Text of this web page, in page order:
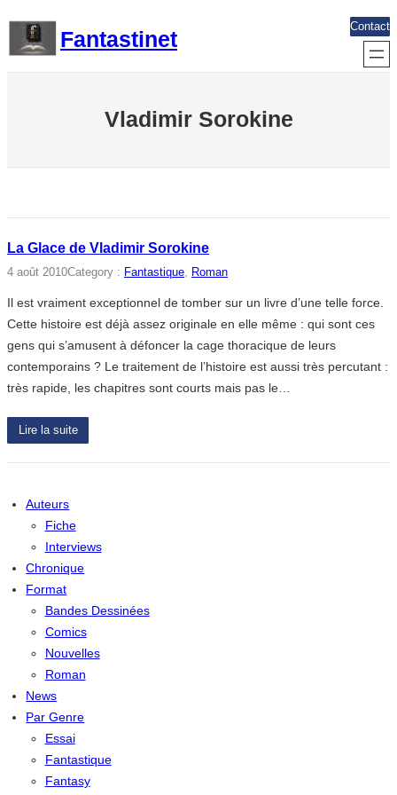
contenu
Fantastinet
Contact
Vladimir Sorokine
La Glace de Vladimir Sorokine
4 août 2010Category : Fantastique, Roman
Il est vraiment exceptionnel de tomber sur un livre d’une telle force.
Cette histoire est déjà assez originale en elle même : qui sont ces
gens qui s’amusent à défoncer la cage thoracique de leurs
contemporains ? Le traitement de l’histoire est aussi très percutant :
très rapide, les chapitres sont courts mais pas le…
Lire la suite
Auteurs
Fiche
Interviews
Chronique
Format
Bandes Dessinées
Comics
Nouvelles
Roman
News
Par Genre
Essai
Fantastique
Fantasy